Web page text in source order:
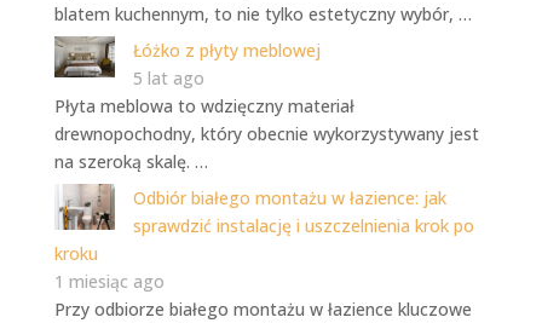
blatem kuchennym, to nie tylko estetyczny wybór, …
Łóżko z płyty meblowej
5 lat ago
Płyta meblowa to wdzięczny materiał
drewnopochodny, który obecnie wykorzystywany jest
na szeroką skalę. …
Odbiór białego montażu w łazience: jak
sprawdzić instalację i uszczelnienia krok po
kroku
1 miesiąc ago
Przy odbiorze białego montażu w łazience kluczowe